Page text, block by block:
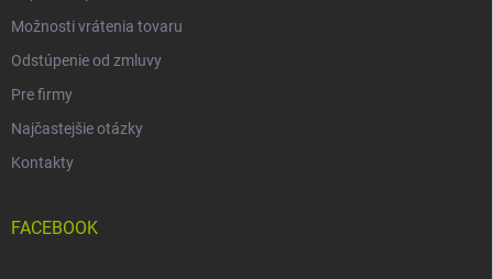
Možnosti vrátenia tovaru
Odstúpenie od zmluvy
Pre firmy
Najčastejšie otázky
Kontakty
FACEBOOK